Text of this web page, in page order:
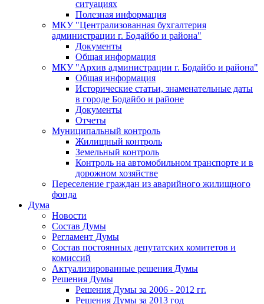
ситуациях
Полезная информация
МКУ "Централизованная бухгалтерия
администрации г. Бодайбо и района"
Документы
Общая информация
МКУ "Архив администрации г. Бодайбо и района"
Общая информация
Исторические статьи, знаменательные даты
в городе Бодайбо и районе
Документы
Отчеты
Муниципальный контроль
Жилищный контроль
Земельный контроль
Контроль на автомобильном транспорте и в
дорожном хозяйстве
Переселение граждан из аварийного жилищного
фонда
Дума
Новости
Состав Думы
Регламент Думы
Состав постоянных депутатских комитетов и
комиссий
Актуализированные решения Думы
Решения Думы
Решения Думы за 2006 - 2012 гг.
Решения Думы за 2013 год